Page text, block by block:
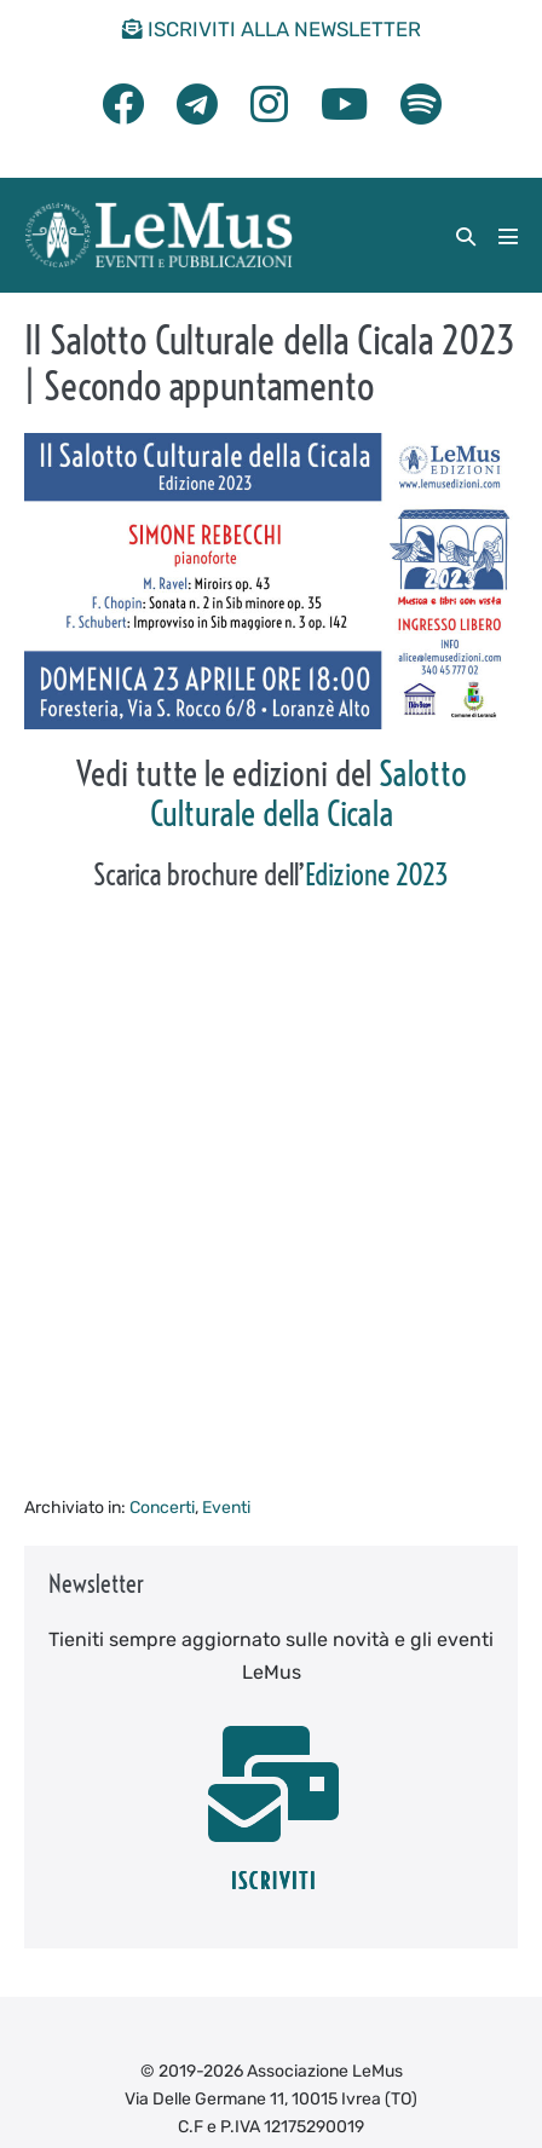
ISCRIVITI ALLA NEWSLETTER
Attiva/
Il Salotto Culturale della Cicala 2023
| Secondo appuntamento
Vedi tutte le edizioni del Salotto
Culturale della Cicala
Scarica brochure dell’Edizione 2023
Archiviato in: Concerti, Eventi
Newsletter
Tieniti sempre aggiornato sulle novità e gli eventi
LeMus
© 2019-2026 Associazione LeMus
Via Delle Germane 11, 10015 Ivrea (TO)
C.F e P.IVA 12175290019